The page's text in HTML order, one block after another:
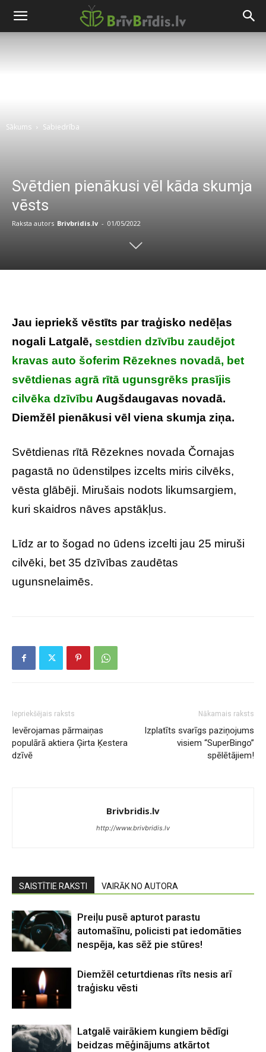
Sākums Sabiedrība
Svētdien pienākusi vēl kāda skumja
vēsts
Raksta autors Brivbridis.lv - 01/05/2022
Jau iepriekš vēstīts par traģisko nedēļas
nogali Latgalē, sestdien dzīvību zaudējot
kravas auto šoferim Rēzeknes novadā, bet
svētdienas agrā rītā ugunsgrēks prasījis
cilvēka dzīvību Augšdaugavas novadā.
Diemžēl pienākusi vēl viena skumja ziņa.
Svētdienas rītā Rēzeknes novada Čornajas
pagastā no ūdenstilpes izcelts miris cilvēks,
vēsta glābēji. Mirušais nodots likumsargiem,
kuri skaidros nāves apstākļus.
Līdz ar to šogad no ūdens izcelti jau 25 miruši
cilvēki, bet 35 dzīvības zaudētas
ugunsnelaimēs.
Iepriekšējais raksts
Ievērojamas pārmaiņas
populārā aktiera Ģirta Ķestera
dzīvē
Nākamais raksts
Izplatīts svarīgs paziņojums
visiem “SuperBingo”
spēlētājiem!
Brivbridis.lv
http://www.brivbridis.lv
SAISTĪTIE RAKSTI VAIRĀK NO AUTORA
Preiļu pusē apturot parastu
automašīnu, policisti pat iedomāties
nespēja, kas sēž pie stūres!
Diemžēl ceturtdienas rīts nesis arī
traģisku vēsti
Latgalē vairākiem kungiem bēdīgi
beidzas mēģinājums atkārtot